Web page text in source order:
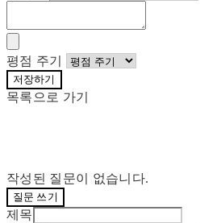
평점 주기
저장하기
목록으로 가기
작성된 질문이 없습니다.
질문 쓰기
제목